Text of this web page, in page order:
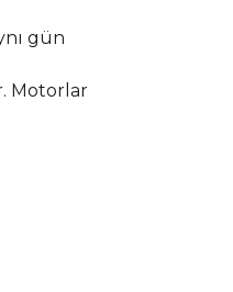
gün
Motorlar